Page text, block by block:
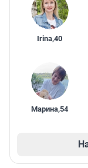
Irina,40
Марина,54